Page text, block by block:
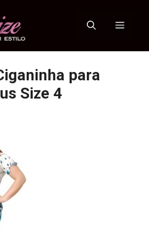
Menu
para
Size 4